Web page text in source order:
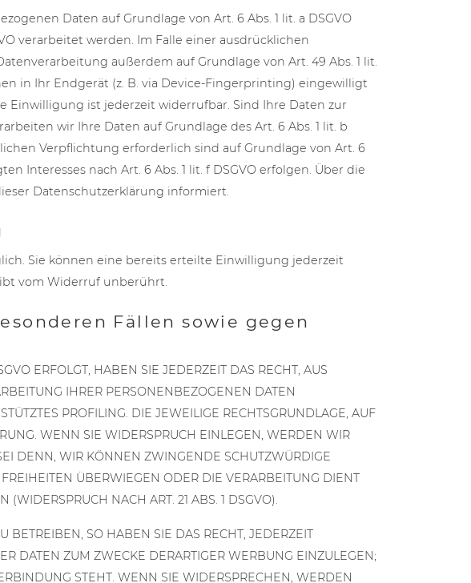
Daten auf Grundlage von Art. 6 Abs. 1 lit. a DSGVO
verarbeitet werden. Im Falle einer ausdrücklichen
außerdem auf Grundlage von Art. 49 Abs. 1 lit.
in Ihr Endgerät (z. B. via Device-Fingerprinting) eingewilligt
Einwilligung ist jederzeit widerrufbar. Sind Ihre Daten zur
wir Ihre Daten auf Grundlage des Art. 6 Abs. 1 lit. b
Verpflichtung erforderlich sind auf Grundlage von Art. 6
Interesses nach Art. 6 Abs. 1 lit. f DSGVO erfolgen. Über die
Datenschutzerklärung informiert.
Sie können eine bereits erteilte Einwilligung jederzeit
vom Widerruf unberührt.
Fällen sowie gegen
ERFOLGT, HABEN SIE JEDERZEIT DAS RECHT, AUS
IHRER PERSONENBEZOGENEN DATEN
PROFILING. DIE JEWEILIGE RECHTSGRUNDLAGE, AUF
WENN SIE WIDERSPRUCH EINLEGEN, WERDEN WIR
DENN, WIR KÖNNEN ZWINGENDE SCHUTZWÜRDIGE
ÜBERWIEGEN ODER DIE VERARBEITUNG DIENT
NACH ART. 21 ABS. 1 DSGVO).
SO HABEN SIE DAS RECHT, JEDERZEIT
DATEN ZUM ZWECKE DERARTIGER WERBUNG EINZULEGEN;
STEHT. WENN SIE WIDERSPRECHEN, WERDEN